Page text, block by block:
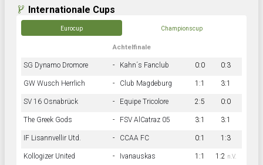
Internationale Cups
Eurocup Championscup
Achtelfinale
SG Dynamo Dromore - Kahn´s Fanclub 0:0 0:3
GW Wusch Herrlich - Club Magdeburg 1:1 3:1
SV 16 Osnabrück - Equipe Tricolore 2:5 0:0
The Greek Gods - FSV AlCatraz 05 3:1 3:1
IF Lisannvellir Utd. - CCAA FC 0:1 1:3
Kollogizer United - Ivanauskas 1:1 1:2 n.V.